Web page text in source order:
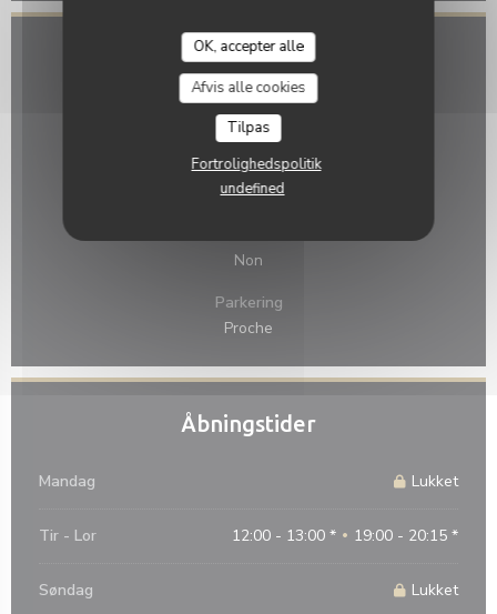
OK, accepter alle
Afvis alle cookies
Tilpas
Fortrolighedspolitik
undefined
Adgang
Undergrund
Non
Cykelstation
Non
Non
Parkering
Proche
Åbningstider
Mandag Lukket
Tir - Lor 12:00 - 13:00 * • 19:00 - 20:15 *
Søndag Lukket
Le Numéro 3